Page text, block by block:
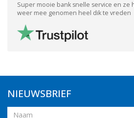
Super mooie bank snelle service en ze
weer mee genomen heel dik te vreden
NIEUWSBRIEF
Naam